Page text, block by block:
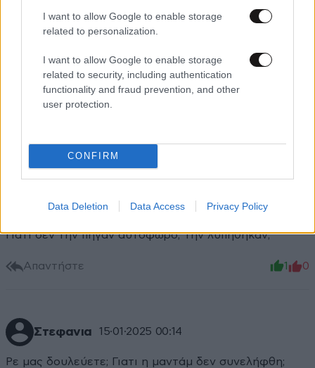
I want to allow Google to enable storage
related to personalization.
I want to allow Google to enable storage
related to security, including authentication
functionality and fraud prevention, and other
user protection.
CONFIRM
Data Deletion Data Access Privacy Policy
δεν έχουν οι πεζοί και κυκλοφορούν όλη την ώρα
στους δρόμους; Όταν κινούνται τα οχήματα στην
πόλη, οι πεζοί πρέπει να κάνουν στην άκρη. Με τόσο
στενούς δρόμους, τί να σου κάνουν και οι οδηγοί; Ας
τους φαρδαίνουν για να μην προκαλούνται
προβλήματα...όχι να γεμίζουν τις πόλεις με άχρηστα
πεζοδρόμια.
Rinoula 15·01·2025 00:46
Γιατί δεν την πήγαν αυτόφωρο; Την λυπηθηκαν;
Απαντήστε 1 0
Στεφανια 15·01·2025 00:14
Ρε μας δουλεύετε; Γιατι η μαντάμ δεν συνελήφθη;